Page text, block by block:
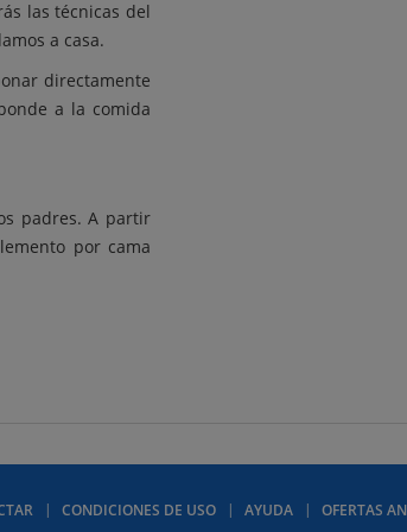
las técnicas del
a casa.
directamente
a la comida
padres. A partir
por cama
CONDICIONES DE USO AYUDA OFERTAS